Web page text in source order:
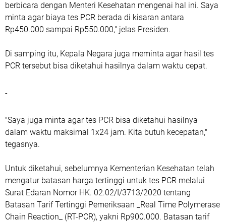
berbicara dengan Menteri Kesehatan mengenai hal ini. Saya
minta agar biaya tes PCR berada di kisaran antara
Rp450.000 sampai Rp550.000," jelas Presiden.
Di samping itu, Kepala Negara juga meminta agar hasil tes
PCR tersebut bisa diketahui hasilnya dalam waktu cepat.
-
"Saya juga minta agar tes PCR bisa diketahui hasilnya
dalam waktu maksimal 1x24 jam. Kita butuh kecepatan,"
tegasnya.
Untuk diketahui, sebelumnya Kementerian Kesehatan telah
mengatur batasan harga tertinggi untuk tes PCR melalui
Surat Edaran Nomor HK. 02.02/I/3713/2020 tentang
Batasan Tarif Tertinggi Pemeriksaan _Real Time Polymerase
Chain Reaction_ (RT-PCR), yakni Rp900.000. Batasan tarif